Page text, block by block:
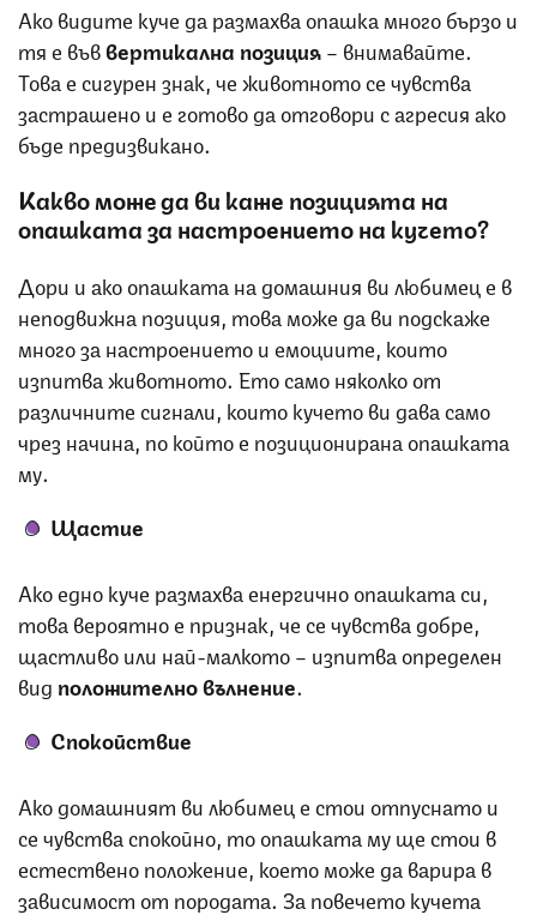
Ако видите куче да размахва опашка много бързо и
тя е въввертикална позиция– внимавайте.
Това е сигурен знак, че животното се чувства
застрашено и е готово да отговори с агресия ако
бъде предизвикано.
Какво може да ви каже позицията на
опашката за настроението на кучето?
Дори и ако опашката на домашния ви любимец е в
неподвижна позиция, това може да ви подскаже
много за настроението и емоциите, които
изпитва животното. Ето само няколко от
различните сигнали, които кучето ви дава само
чрез начина, по който е позиционирана опашката
му.
Щастие
Ако едно куче размахва енергично опашката си,
това вероятно е признак, че се чувства добре,
щастливо или най-малкото – изпитва определен
вид положително вълнение.
Спокойствие
Ако домашният ви любимец е стои отпуснато и
се чувства спокойно, то опашката му ще стои в
естествено положение, което може да варира в
зависимост от породата. За повечето кучета